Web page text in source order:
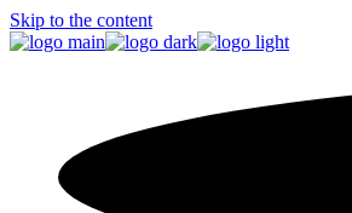
Skip to the content